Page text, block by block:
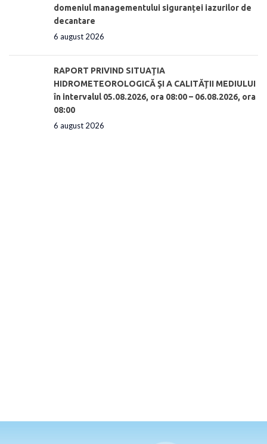
domeniul managementului siguranței iazurilor de
decantare
6 august 2026
RAPORT PRIVIND SITUAŢIA
HIDROMETEOROLOGICĂ ŞI A CALITĂŢII MEDIULUI
în intervalul 05.08.2026, ora 08:00 – 06.08.2026, ora
08:00
6 august 2026